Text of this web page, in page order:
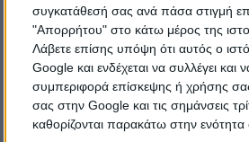
συγκατάθεσή σας ανά πάσα στιγμή
"Απορρήτου" στο κάτω μέρος της
Λάβετε επίσης υπόψη ότι αυτός ο
Google και ενδέχεται να συλλέγει
συμπεριφορά επίσκεψης ή χρήσης
σας στην Google και τις σημάνσεις
καθορίζονται παρακάτω στην
διάφορες περιοχές
κατοικίας)
Αναλυτικά, το νέο
θέρμανσης